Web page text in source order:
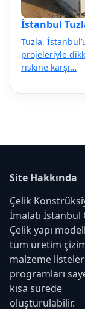
İstanbul
Tuzla,
projeleriyle
riskine karşı…
Site Hakkında
Çelik
İmalatı İstanbul
Çelik yapı
tüm üretim
malzeme
programları
kısa sürede
oluşturulabilir.